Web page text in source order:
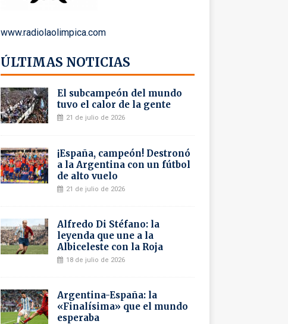
www.radiolaolimpica.com
ÚLTIMAS NOTICIAS
El subcampeón del mundo
tuvo el calor de la gente
21 de julio de 2026
¡España, campeón! Destronó
a la Argentina con un fútbol
de alto vuelo
21 de julio de 2026
Alfredo Di Stéfano: la
leyenda que une a la
Albiceleste con la Roja
18 de julio de 2026
Argentina-España: la
«Finalísima» que el mundo
esperaba